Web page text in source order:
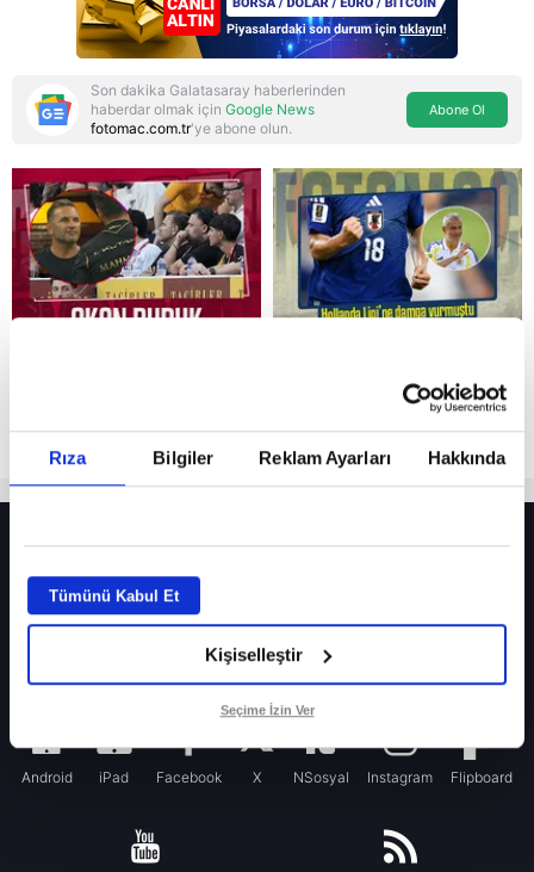
Rıza Bilgiler Reklam Ayarları Hakkında
Tümünü Kabul Et
Kişiselleştir
Seçime İzin Ver
Reddet
Son dakika Galatasaray haberlerinden
haberdar olmak için Google News
fotomac.com.tr'ye abone olun.
Abone Ol
Fenerbahçe’de sürpriz ayrılık ihtimali! Devre arasında gelmişti
Fenerbahçe’nin yeni transferi Mason Greenwood için olay sözler!
Galatasaray’da rota yeniden Thiago Almada!
Android iPad Facebook X NSosyal Instagram Flipboard